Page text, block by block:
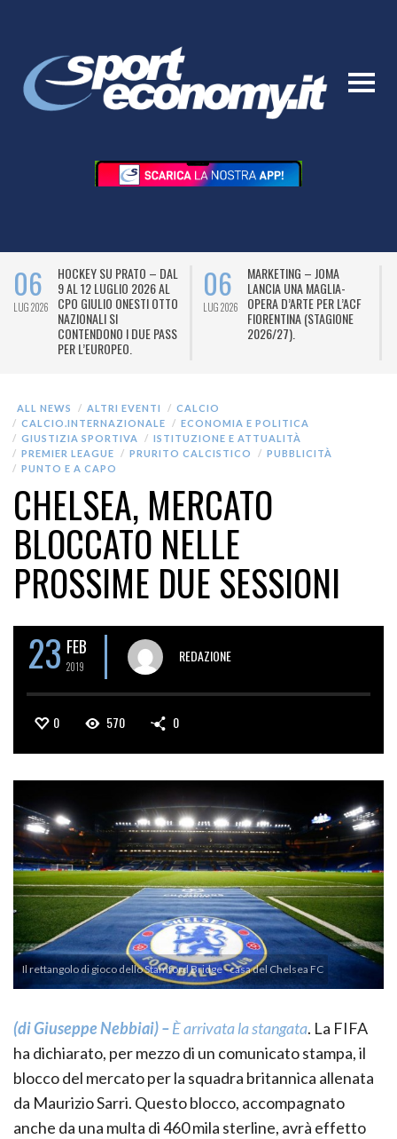
06
LUG 2026
HOCKEY SU PRATO – DAL
9 AL 12 LUGLIO 2026 AL
CPO GIULIO ONESTI OTTO
NAZIONALI SI
CONTENDONO I DUE PASS
PER L’EUROPEO.
06
LUG 2026
MARKETING – JOMA
LANCIA UNA MAGLIA-
OPERA D’ARTE PER L’ACF
FIORENTINA (STAGIONE
2026/27).
ALL NEWS ALTRI EVENTI
CALCIO
CALCIO.INTERNAZIONALE
ECONOMIA E POLITICA
GIUSTIZIA SPORTIVA
ISTITUZIONE E ATTUALITÀ
PREMIER LEAGUE
PRURITO CALCISTICO
PUBBLICITÀ
PUNTO E A CAPO
CHELSEA, MERCATO
BLOCCATO NELLE
PROSSIME DUE SESSIONI
23 FEB
2019
REDAZIONE
0 570 0
Il rettangolo di gioco dello Stamford Bridge - casa del Chelsea FC
(di Giuseppe Nebbiai) –È arrivata la stangata. La FIFA
ha dichiarato, per mezzo di un comunicato stampa, il
blocco del mercato per la squadra britannica allenata
da Maurizio Sarri. Questo blocco, accompagnato
anche da una multa di 460 mila sterline, avrà effetto